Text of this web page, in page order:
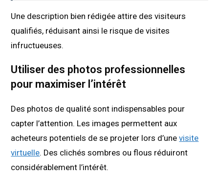
Une description bien rédigée attire des visiteurs
qualifiés, réduisant ainsi le risque de visites
infructueuses.
Utiliser des photos professionnelles
pour maximiser l’intérêt
Des photos de qualité sont indispensables pour
capter l’attention. Les images permettent aux
acheteurs potentiels de se projeter lors d’unevisite
virtuelle. Des clichés sombres ou flous réduiront
considérablement l’intérêt.